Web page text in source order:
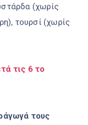
(χωρίς
τουρσί (χωρίς
τις 6 το
τους